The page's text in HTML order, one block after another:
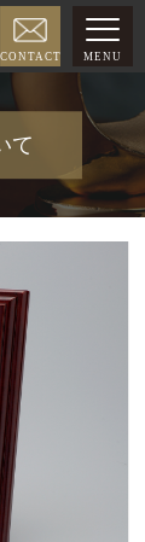
CONTACT MENU
て